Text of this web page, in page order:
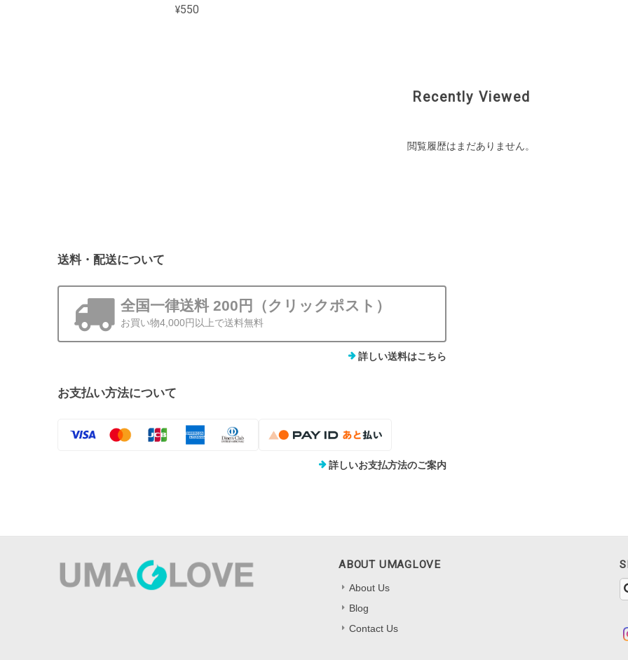
¥550
Recently Viewed
閲覧履歴はまだありません。
送料・配送について
全国一律送料 200円（クリックポスト）
お買い物4,000円以上で送料無料
詳しい送料はこちら
お支払い方法について
詳しいお支払方法のご案内
ABOUT UMAGLOVE
About Us
Blog
Contact Us